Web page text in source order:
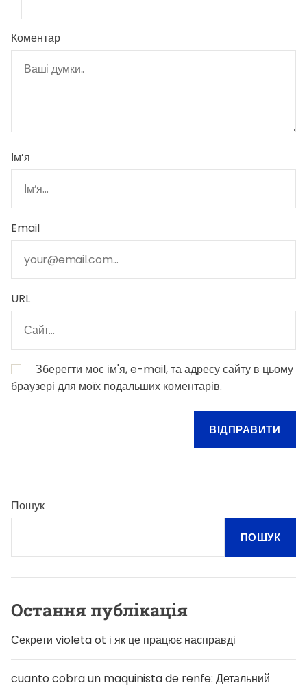
Коментар
Ім’я
Email
URL
Зберегти моє ім'я, e-mail, та адресу сайту в цьому
браузері для моїх подальших коментарів.
Пошук
ПОШУК
Остання публікація
Секрети violeta ot і як це працює насправді
cuanto cobra un maquinista de renfe: Детальний